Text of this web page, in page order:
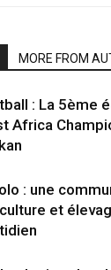
MORE FROM
: La 5ème
Africa
: une
et